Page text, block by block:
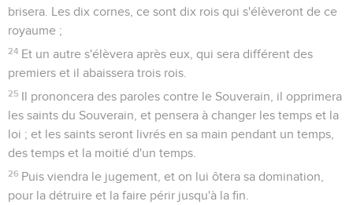
brisera. Les dix cornes, ce sont dix rois qui s'élèveront de ce
royaume ;
24 Et un autre s'élèvera après eux, qui sera différent des
premiers et il abaissera trois rois.
25 Il prononcera des paroles contre le Souverain, il opprimera
les saints du Souverain, et pensera à changer les temps et la
loi ; et les saints seront livrés en sa main pendant un temps,
des temps et la moitié d'un temps.
26 Puis viendra le jugement, et on lui ôtera sa domination,
pour la détruire et la faire périr jusqu'à la fin.